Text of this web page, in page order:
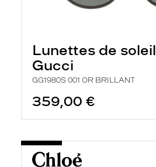
Lunettes de soleil
Gucci
GG1980S 001 OR BRILLANT
359,00 €